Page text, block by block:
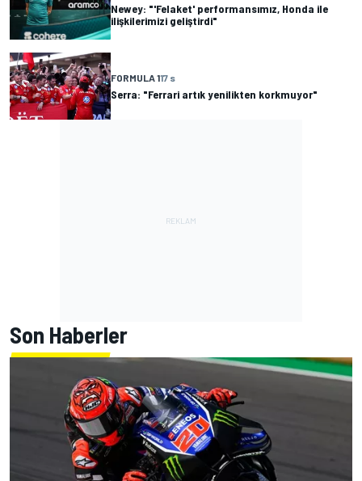
Newey: "'Felaket' performansımız, Honda ile
ilişkilerimizi geliştirdi"
FORMULA 117 s
Serra: "Ferrari artık yenilikten korkmuyor"
Son Haberler